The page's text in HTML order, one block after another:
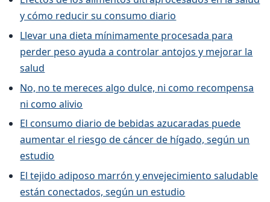
y cómo reducir su consumo diario
Llevar una dieta mínimamente procesada para
perder peso ayuda a controlar antojos y mejorar la
salud
No, no te mereces algo dulce, ni como recompensa
ni como alivio
El consumo diario de bebidas azucaradas puede
aumentar el riesgo de cáncer de hígado, según un
estudio
El tejido adiposo marrón y envejecimiento saludable
están conectados, según un estudio